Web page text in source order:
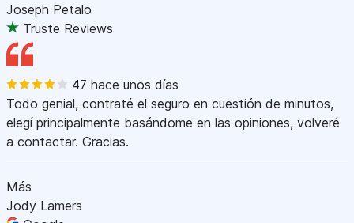
Joseph Petalo
Truste Reviews
47 hace unos días
Todo genial, contraté el seguro en cuestión de minutos,
elegí principalmente basándome en las opiniones, volveré
a contactar. Gracias.
Más
Jody Lamers